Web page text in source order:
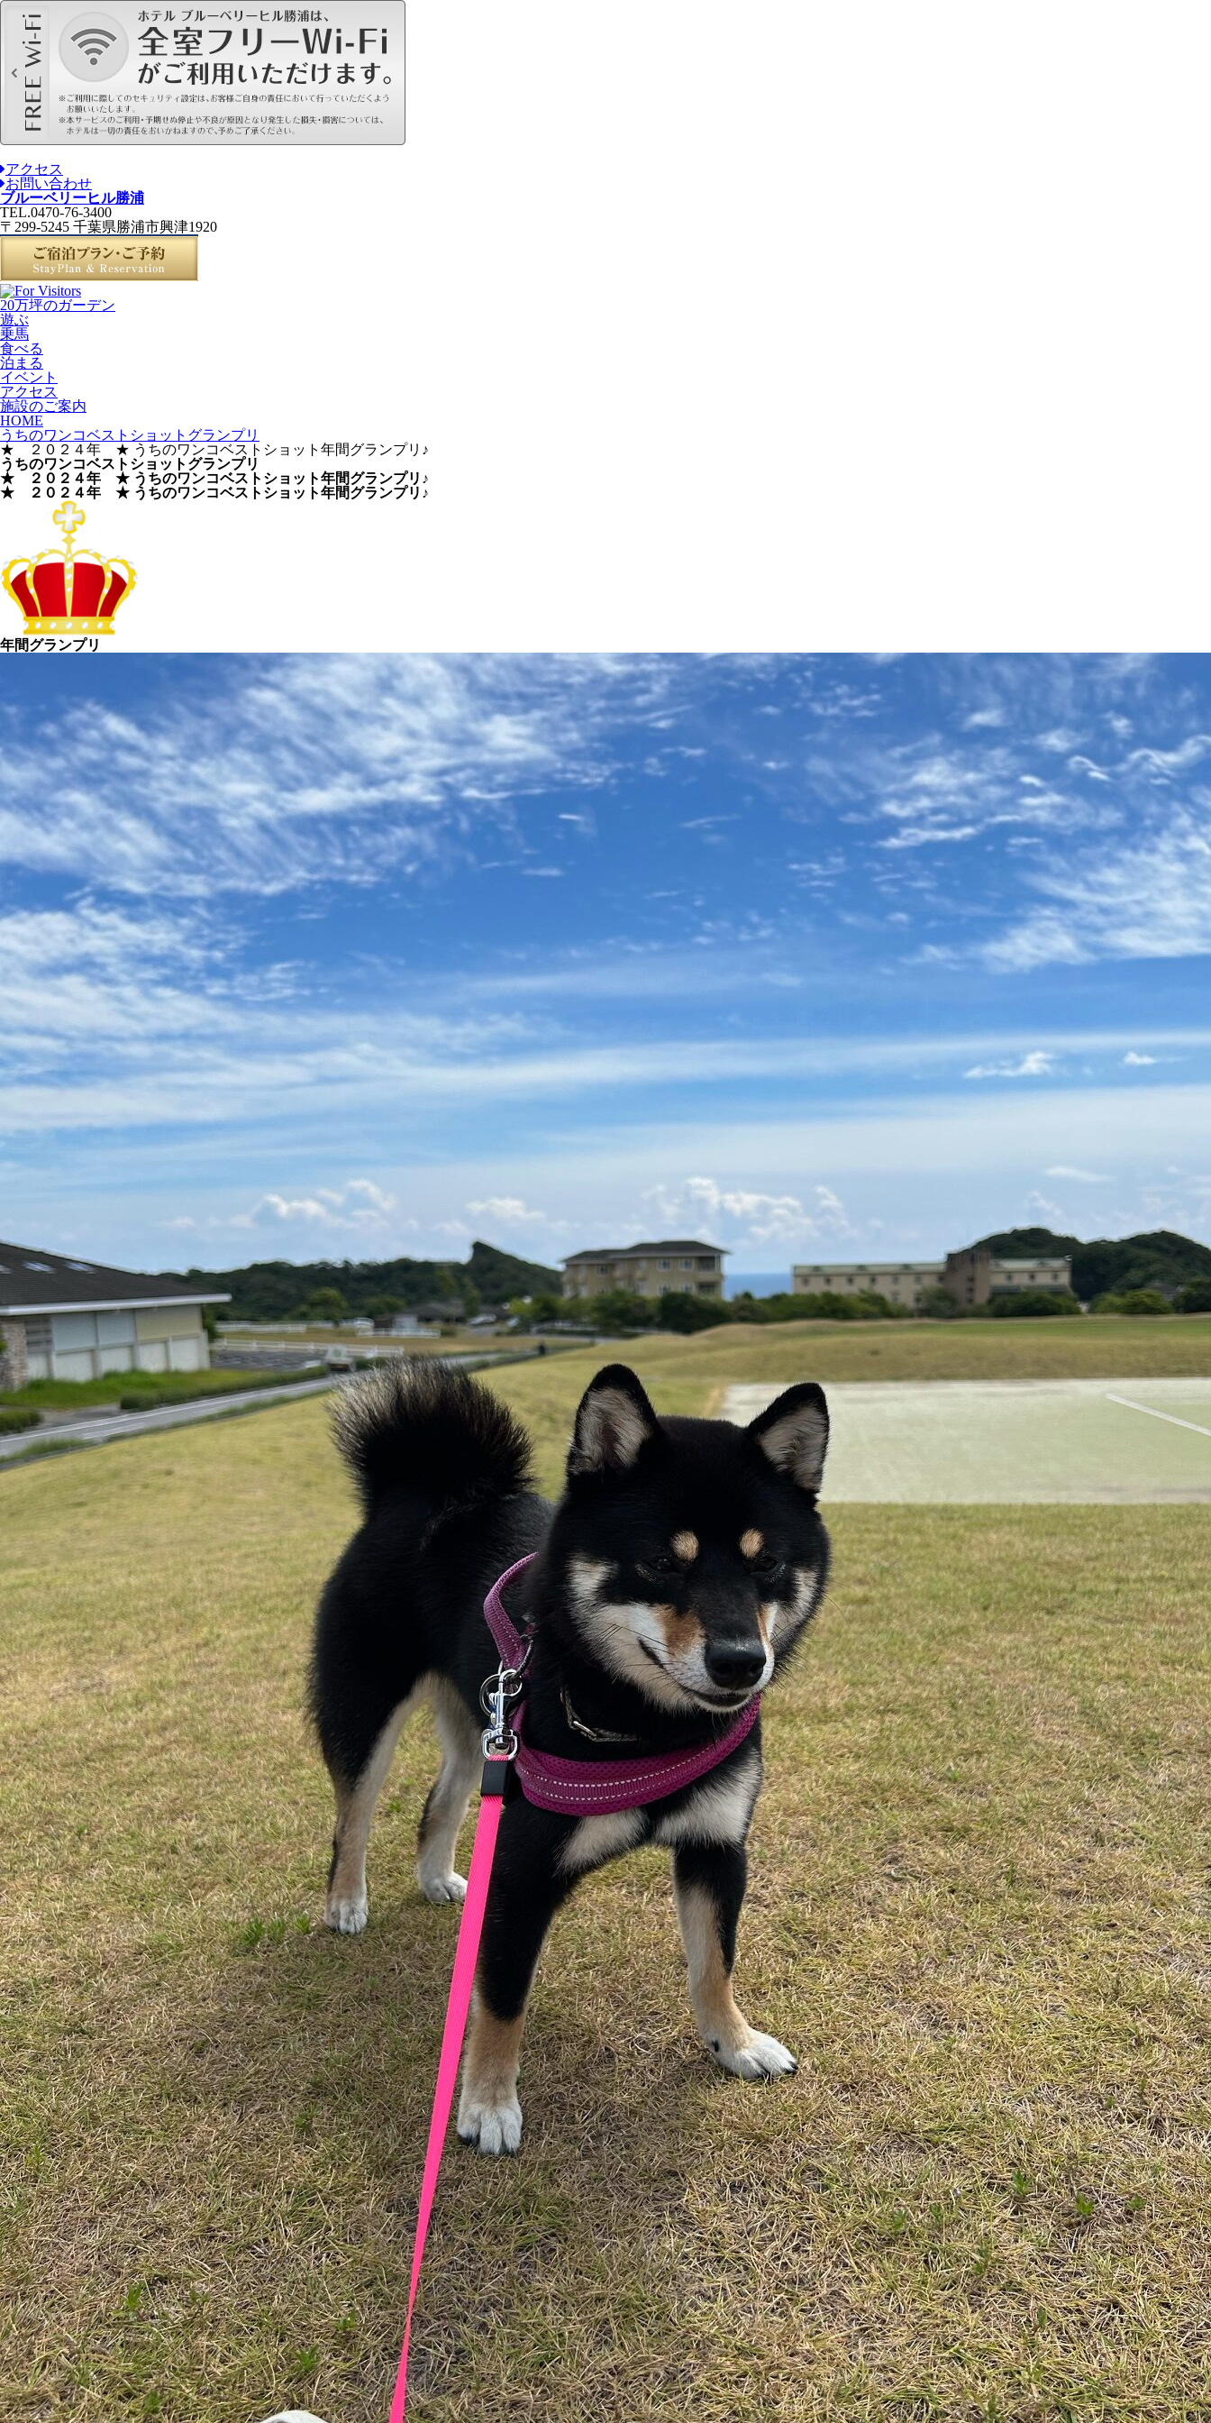
アクセス
お問い合わせ
ブルーベリーヒル勝浦
TEL.0470-76-3400
〒299-5245 千葉県勝浦市興津1920
20万坪のガーデン
遊ぶ
乗馬
食べる
泊まる
イベント
アクセス
施設のご案内
HOME
うちのワンコベストショットグランプリ
★ ２０２４年 ★ うちのワンコベストショット年間グランプリ♪
うちのワンコベストショットグランプリ
★ ２０２４年 ★ うちのワンコベストショット年間グランプリ♪
★ ２０２４年 ★ うちのワンコベストショット年間グランプリ♪
年間グランプリ